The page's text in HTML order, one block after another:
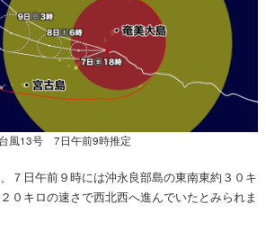
台風13号 7日午前9時推定
７日午前９時には沖永良部島の東南東約３０キ
０キロの速さで西北西へ進んでいたとみられま